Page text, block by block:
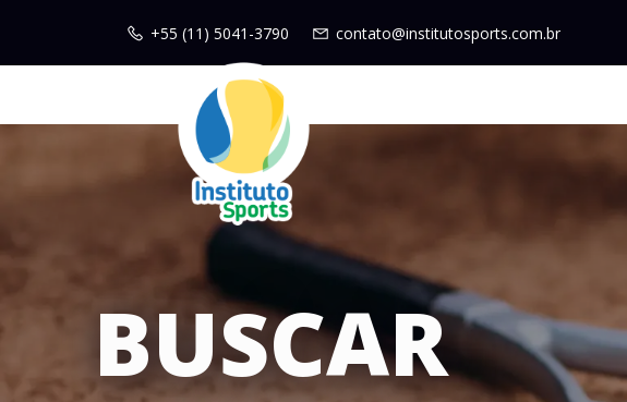
+55 (11) 5041-3790 contato@institutosports.com.br
BUSCAR